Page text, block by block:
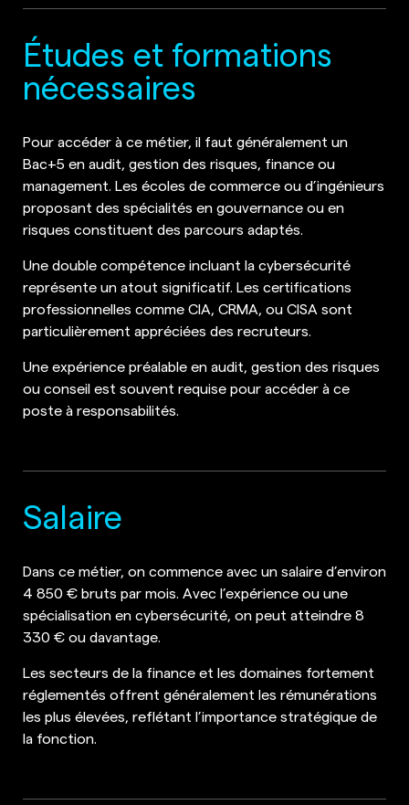
Études et formations
nécessaires
Pour accéder à ce métier, il faut généralement un
Bac+5 en audit, gestion des risques, finance ou
management. Les écoles de commerce ou d’ingénieurs
proposant des spécialités en gouvernance ou en
risques constituent des parcours adaptés.
Une double compétence incluant la cybersécurité
représente un atout significatif. Les certifications
professionnelles comme CIA, CRMA, ou CISA sont
particulièrement appréciées des recruteurs.
Une expérience préalable en audit, gestion des risques
ou conseil est souvent requise pour accéder à ce
poste à responsabilités.
Salaire
Dans ce métier, on commence avec un salaire d’environ
4 850 € bruts par mois. Avec l’expérience ou une
spécialisation en cybersécurité, on peut atteindre 8
330 € ou davantage.
Les secteurs de la finance et les domaines fortement
réglementés offrent généralement les rémunérations
les plus élevées, reflétant l’importance stratégique de
la fonction.